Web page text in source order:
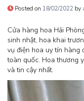
Posted on 18/02/2022 by
Cửa hàng hoa Hải
sinh nhật, hoa khai
vụ điện hoa uy tín hàng
toàn quốc. Hoa thương
và tin cậy nhất.